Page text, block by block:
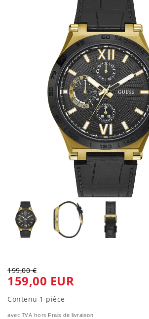
199,00 €
159,00 EUR
Contenu 1 pièce
avec TVA hors Frais de livraison